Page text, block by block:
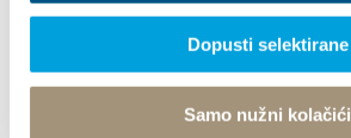
Dopusti selektirane
Samo nužni kolačići
Ankica Brnas